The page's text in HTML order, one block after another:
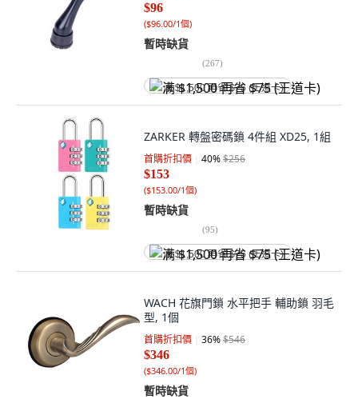
$96
($96.00/1個)
暫時缺貨
(267)
满 $1,500 再省 $75 (王道卡)
ZARKER 轉盤密碼鎖 4件組 XD25, 1組
首購折扣價 40%$256
$153
($153.00/1個)
暫時缺貨
(95)
满 $1,500 再省 $75 (王道卡)
WACH 花旗門鎖 水平把手 輔助鎖 羽毛
型, 1個
首購折扣價 36%$546
$346
($346.00/1個)
暫時缺貨